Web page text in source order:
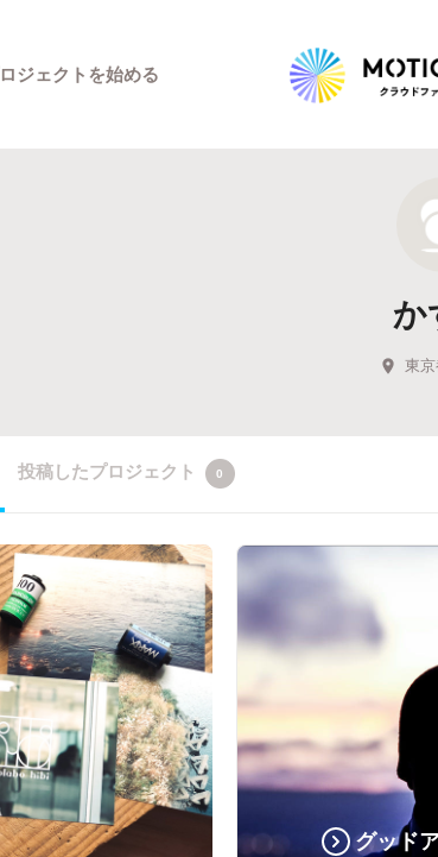
新着プ
キュレー
ジェクトを始める
か
東
投稿したプロジェクト 0
グッド